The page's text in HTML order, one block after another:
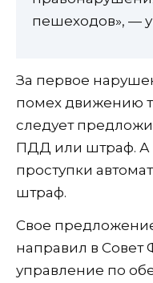
пешеходов», —
За первое
помех движению
следует
ПДД или штраф. А
проступки
штраф.
Свое
направил в Совет
управление по